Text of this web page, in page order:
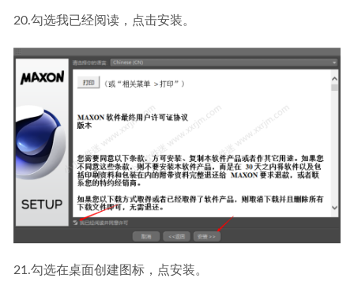
20.勾选我已经阅读，点击安装。
21.勾选在桌面创建图标，点安装。